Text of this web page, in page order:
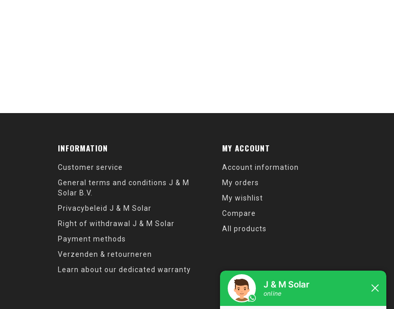
INFORMATION
Customer service
General terms and conditions J & M
Solar B.V.
Privacybeleid J & M Solar
Right of withdrawal J & M Solar
Payment methods
Verzenden & retourneren
Learn about our dedicated warranty
MY ACCOUNT
Account information
My orders
My wishlist
Compare
All products